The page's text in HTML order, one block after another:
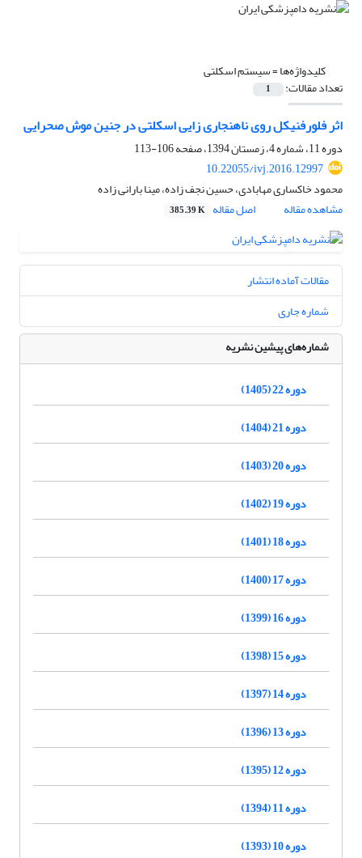
کلیدواژه‌ها =سیستم اسکلتی
تعداد مقالات: 1
اثر فلورفنیکل روی ناهنجاری زایی اسکلتی در جنین موش صحرایی
دوره 11، شماره 4، زمستان 1394، صفحه
106-113
10.22055/ivj.2016.12997
محمود خاکساری مهابادی، حسین نجف زاده، مینا بارانی زاده
مشاهده مقاله
اصل مقاله 385.39 K
مقالات آماده انتشار
شماره جاری
شماره‌های پیشین نشریه
دوره 22 (1405)
دوره 21 (1404)
دوره 20 (1403)
دوره 19 (1402)
دوره 18 (1401)
دوره 17 (1400)
دوره 16 (1399)
دوره 15 (1398)
دوره 14 (1397)
دوره 13 (1396)
دوره 12 (1395)
دوره 11 (1394)
دوره 10 (1393)